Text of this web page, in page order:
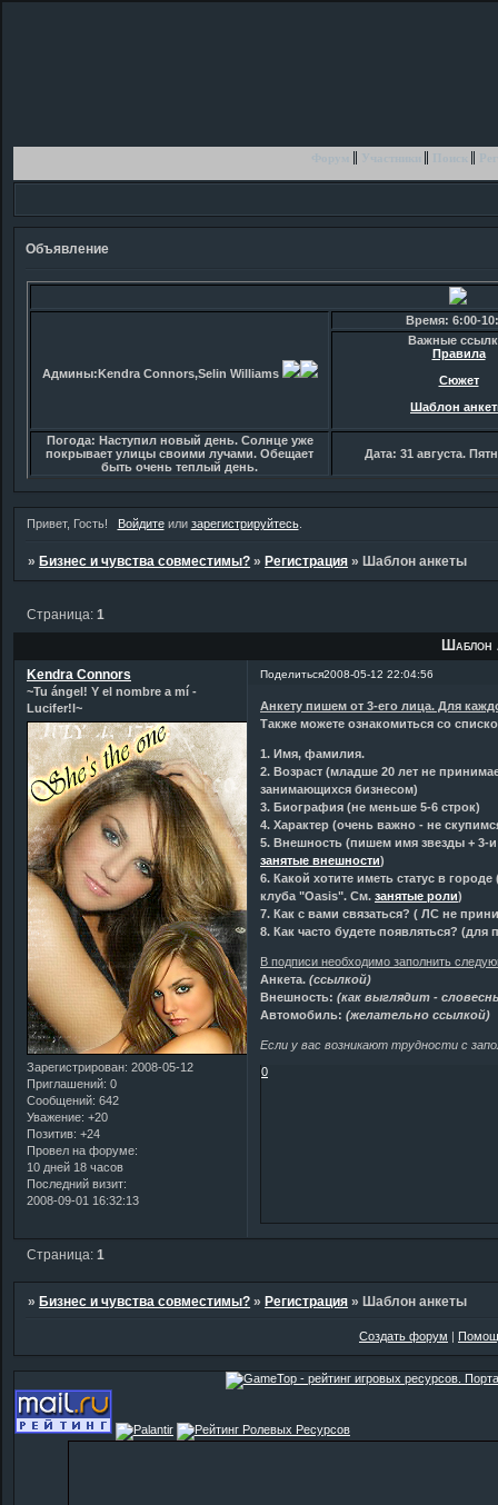
Объявление
Админы:Kendra Connors,Selin Williams
Время: 6:00-
Важные
Правила
Сюжет
Шаблон
Погода: Наступил новый день. Солнце уже
покрывает улицы своими лучами. Обещает
быть очень теплый день.
Дата: 31 августа.
Привет, Гость! Войдитеили зарегистрируйтесь.
» Бизнес и чувства совместимы? » Регистрация » Шаблон анкеты
Шаблон
Страница:1
Поделиться2008-05-12 22:04:56
Kendra Connors
~Tu ángel! Y el nombre a mí -
Lucifer!l~
Зарегистрирован: 2008-05-12
Приглашений: 0
Сообщений: 642
Уважение: +20
Позитив: +24
Провел на форуме:
10 дней 18 часов
Последний визит:
2008-09-01 16:32:13
Анкету пишем от 3-его лица. Для
Также можете ознакомиться со
1. Имя, фамилия.
2. Возраст (младше 20 лет не
занимающихся бизнесом)
3. Биография (не меньше 5-6 строк)
4. Характер (очень важно - не
5. Внешность (пишем имя звезды + 3-
занятые внешности)
6. Какой хотите иметь статус в
клуба "Oasis". См.занятые роли)
7. Как с вами связаться? ( ЛС не
8. Как часто будете появляться?
В подписи необходимо заполнить
Анкета. (ссылкой)
Внешность: (как выглядит -
Автомобиль: (желательно ссылкой)
Если у вас возникают трудности с
0
Страница:1
»Бизнес и чувства совместимы? »Регистрация »Шаблон анкеты
Создать форум |